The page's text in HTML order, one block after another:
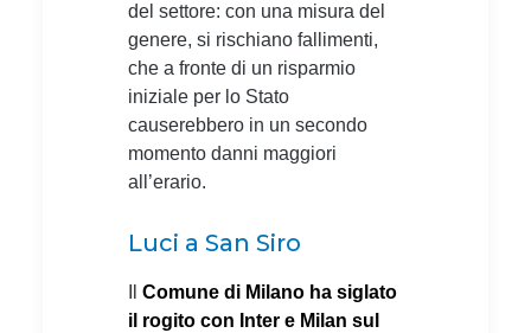
del settore: con una misura del
genere, si rischiano fallimenti,
che a fronte di un risparmio
iniziale per lo Stato
causerebbero in un secondo
momento danni maggiori
all’erario.
Luci a San Siro
Comune di Milano ha siglato
il rogito con Inter e Milan sul